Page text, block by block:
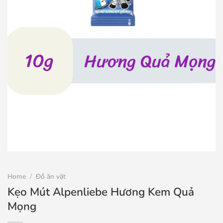
Home / Đồ ăn vặt
Kẹo Mút Alpenliebe Hương Kem Quả
Mọng